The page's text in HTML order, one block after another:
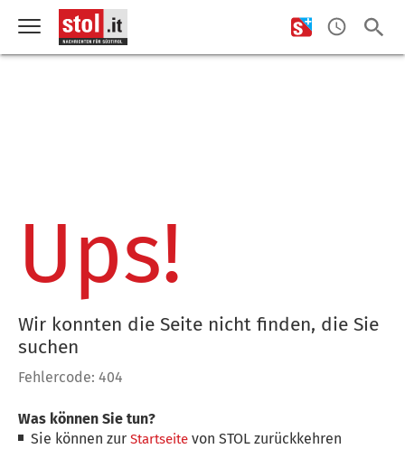
Ups!
Wir konnten die Seite nicht finden, die Sie
suchen
Fehlercode: 404
Was können Sie tun?
Sie können zurStartseite von STOL zurückkehren